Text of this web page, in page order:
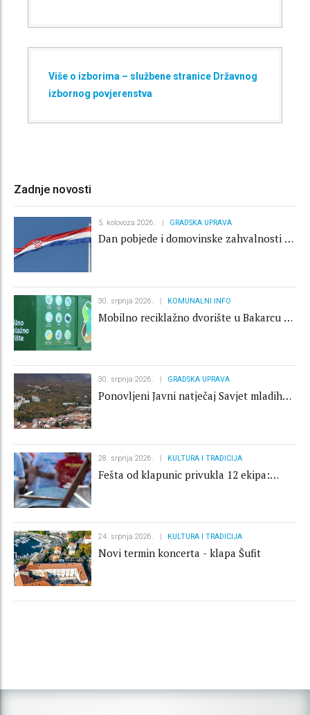
Više o izborima – službene stranice Državnog
izbornog povjerenstva
Zadnje novosti
5. kolovoza 2026. GRADSKA UPRAVA
Dan pobjede i domovinske zahvalnosti i
30. srpnja 2026. KOMUNALNI INFO
Mobilno reciklažno dvorište u Bakarcu od
30. srpnja 2026. GRADSKA UPRAVA
Ponovljeni Javni natječaj Savjet mladih
28. srpnja 2026. KULTURA I TRADICIJA
Fešta od klapunic privukla 12 ekipa:
24. srpnja 2026. KULTURA I TRADICIJA
Novi termin koncerta - klapa Šufit